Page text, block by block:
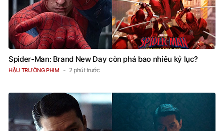
Spider-Man: Brand New Day còn phá bao nhiêu kỷ lục?
HẬU TRƯỜNG PHIM 2 phút trước